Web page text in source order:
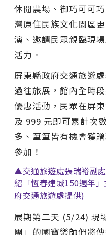
休閒農場、御巧可可
灣原住民族文化園區
演、邀請民眾親臨現
活力。
屏東縣政府交通旅遊
過往旅展，館內全時
優惠活動，民眾在屏
及 999 元即可累計次
多、筆筆皆有機會獲
參加！
▲交通旅遊處張瑞裕副
紹「恆春建城150週年
府交通旅遊處提供)
展期第二天 (5/24) 現
團」的國寶樂師們將